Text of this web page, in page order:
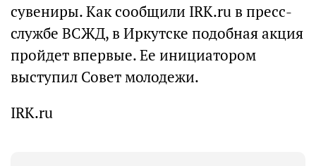
сувениры. Как сообщили IRK.ru в пресс-
службе ВСЖД, в Иркутске подобная акция
пройдет впервые. Ее инициатором
выступил Совет молодежи.
IRK.ru